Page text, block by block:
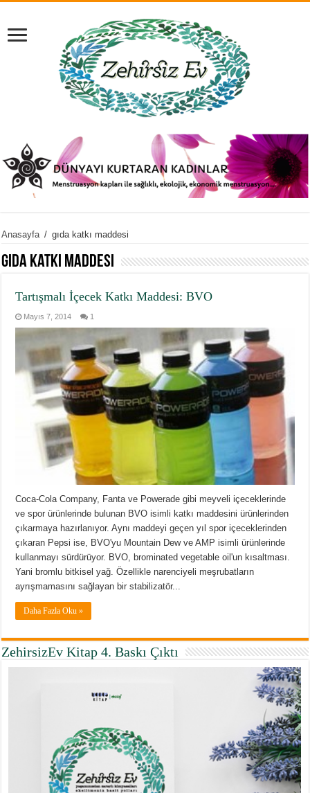
Anasayfa / gıda katkı maddesi
gıda katkı maddesi
Tartışmalı İçecek Katkı Maddesi: BVO
Mayıs 7, 2014 1
Coca-Cola Company, Fanta ve Powerade gibi meyveli içeceklerinde
ve spor ürünlerinde bulunan BVO isimli katkı maddesini ürünlerinden
çıkarmaya hazırlanıyor. Aynı maddeyi geçen yıl spor içeceklerinden
çıkaran Pepsi ise, BVO'yu Mountain Dew ve AMP isimli ürünlerinde
kullanmayı sürdürüyor. BVO, brominated vegetable oil'un kısaltması.
Yani bromlu bitkisel yağ. Özellikle narenciyeli meşrubatların
ayrışmamasını sağlayan bir stabilizatör...
Daha Fazla Oku »
ZehirsizEv Kitap 4. Baskı Çıktı